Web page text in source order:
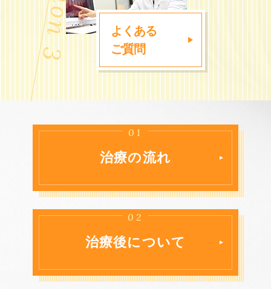
よくある
ご質問
01
治療の流れ
02
治療後について